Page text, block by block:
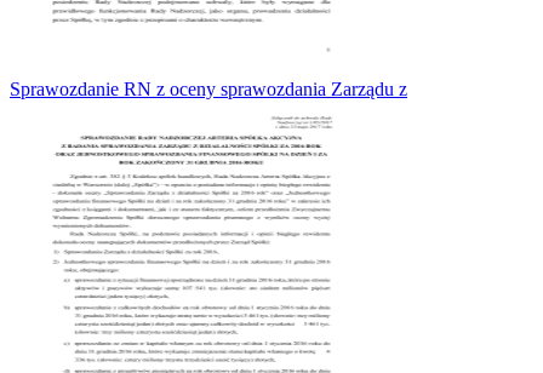
Sprawozdanie RN z oceny sprawozdania Zarządu z